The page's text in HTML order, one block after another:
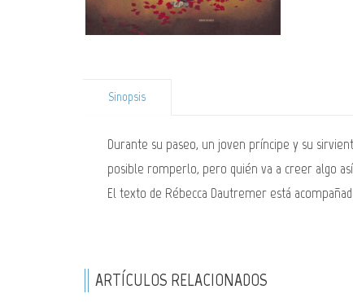
Sinopsis
Durante su paseo, un joven príncipe y su
posible romperlo, pero quién va a creer algo
El texto de Rébecca Dautremer está
ARTÍCULOS RELACIONADOS